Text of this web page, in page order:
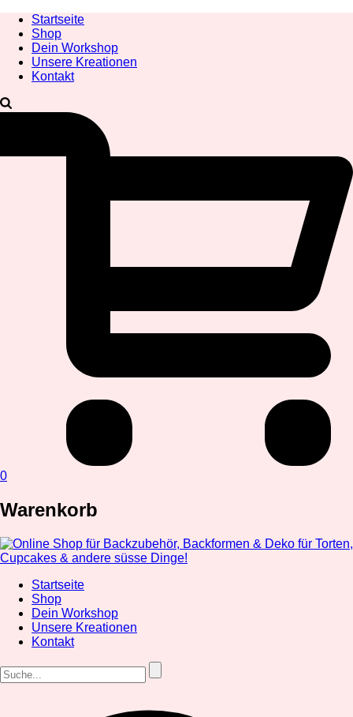
Startseite
Shop
Dein Workshop
Unsere Kreationen
Kontakt
0
Warenkorb
Startseite
Shop
Dein Workshop
Unsere Kreationen
Kontakt